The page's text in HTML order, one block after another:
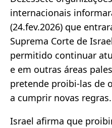
internacionais
(24.fev.2026) que
Suprema Corte de
permitido continuar
e em outras áreas
pretende proibi-las de
a cumprir novas regras.
Israel afirma que